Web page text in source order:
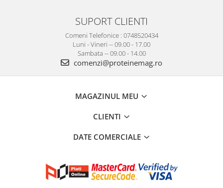
SUPORT CLIENTI
Comeni Telefonice : 0748520434
Luni - Vineri -- 09.00 - 17.00
Sambata -- 09.00 - 14.00
comenzi@proteinemag.ro
MAGAZINUL MEU
CLIENTI
DATE COMERCIALE